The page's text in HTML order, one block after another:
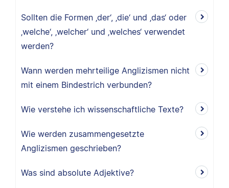
Sollten die Formen ‚der‘, ‚die‘ und ‚das‘ oder
‚welche‘, ‚welcher‘ und ‚welches‘ verwendet
werden?
Wann werden mehrteilige Anglizismen nicht
mit einem Bindestrich verbunden?
Wie verstehe ich wissenschaftliche Texte?
Wie werden zusammengesetzte
Anglizismen geschrieben?
Was sind absolute Adjektive?